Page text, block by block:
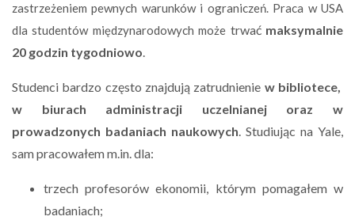
zastrzeżeniem pewnych warunków i ograniczeń. Praca w USA
dla studentów międzynarodowych może trwać maksymalnie
20 godzin tygodniowo.
Studenci bardzo często znajdują zatrudnienie w bibliotece,
w biurach administracji uczelnianej oraz w
prowadzonych badaniach naukowych. Studiując na Yale,
sam pracowałem m.in. dla:
trzech profesorów ekonomii, którym pomagałem w
badaniach;